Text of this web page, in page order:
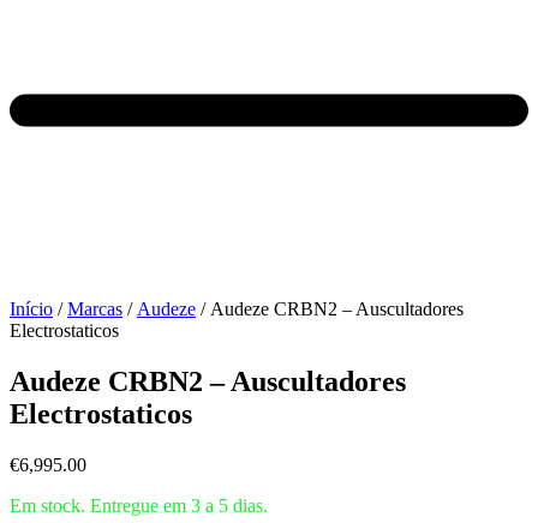
Início /Marcas / Audeze / Audeze CRBN2 – Auscultadores
Electrostaticos
Audeze CRBN2 – Auscultadores
Electrostaticos
€6,995.00
Em stock. Entregue em 3 a 5 dias.